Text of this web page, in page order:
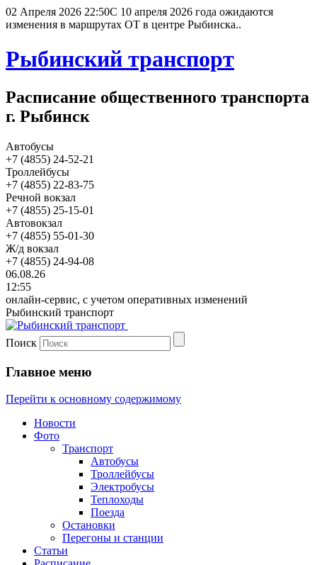
02 Апреля 2026 22:50С 10 апреля 2026 года ожидаются
изменения в маршрутах ОТ в центре Рыбинска..
Рыбинский транспорт
Расписание общественного транспорта
г. Рыбинск
Автобусы
+7 (4855) 24-52-21
Троллейбусы
+7 (4855) 22-83-75
Речной вокзал
+7 (4855) 25-15-01
Автовокзал
+7 (4855) 55-01-30
Ж/д вокзал
+7 (4855) 24-94-08
06.08.26
12:55
онлайн-сервис, с учетом оперативных изменений
Рыбинский транспорт
Поиск
Главное меню
Перейти к основному содержимому
Новости
Фото
Транспорт
Автобусы
Троллейбусы
Электробусы
Теплоходы
Поезда
Остановки
Перегоны и станции
Статьи